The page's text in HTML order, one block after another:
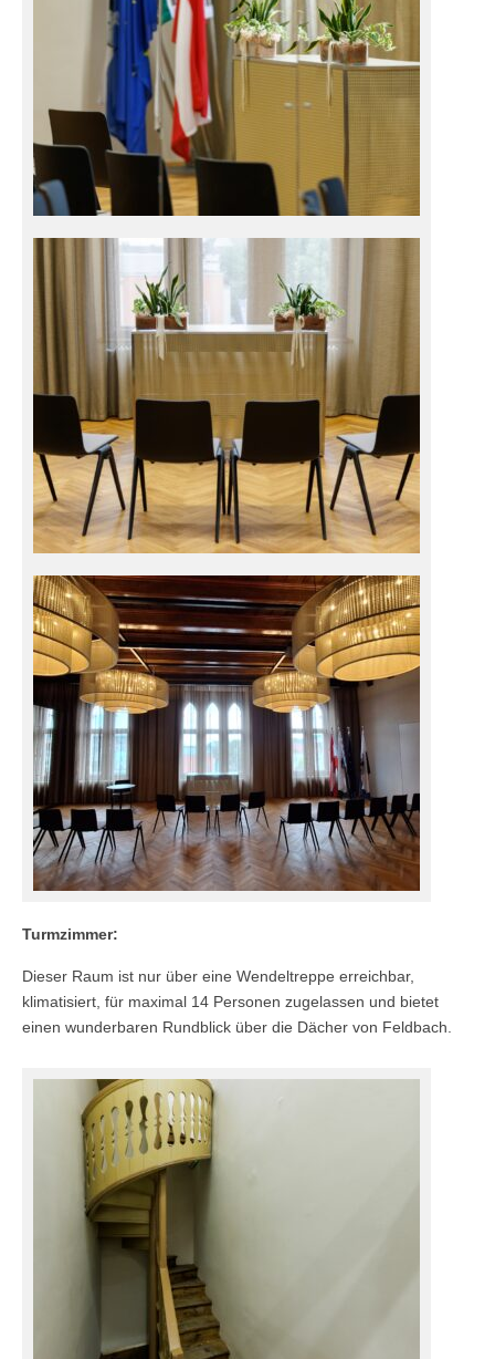
Turmzimmer:
Dieser Raum ist nur über eine Wendeltreppe erreichbar,
klimatisiert, für maximal 14 Personen zugelassen und bietet
einen wunderbaren Rundblick über die Dächer von Feldbach.